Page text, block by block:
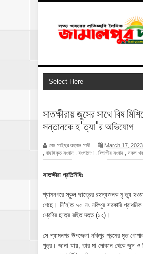
সাতক্ষীরায় জুসের সাথে বিষ
সন্তানকে হ'ত্যা'র অভিযোগ
মোঃ সাইদুর রহমান সাদী March 17, 2023
বাছাইকৃত সংবাদ বাংলাদেশ বিভাগীয় সংবাদ সকল
সাতক্ষীরা প্রতিনিধিঃ
শ্যামনগরে স্কুল ছাত্রের রহস্যজনক মৃ’ত্যু
গেছে। নি’হ’ত ৭৫ নং নকিপুর সরকারি প্রাথমিক
শ্রেণির ছাত্র রহিত দত্ত (১২)।
সে শ্যামনগর উপজেলা নকিপুর গ্রমের মৃত
পুত্র। জানা যায়, তার মা দোকান থেকে জুস ও